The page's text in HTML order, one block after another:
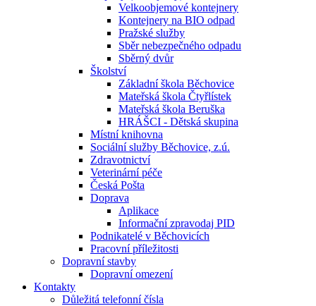
Velkoobjemové kontejnery
Kontejnery na BIO odpad
Pražské služby
Sběr nebezpečného odpadu
Sběrný dvůr
Školství
Základní škola Běchovice
Mateřská škola Čtyřlístek
Mateřská škola Beruška
HRÁŠCI - Dětská skupina
Místní knihovna
Sociální služby Běchovice, z.ú.
Zdravotnictví
Veterinární péče
Česká Pošta
Doprava
Aplikace
Informační zpravodaj PID
Podnikatelé v Běchovicích
Pracovní příležitosti
Dopravní stavby
Dopravní omezení
Kontakty
Důležitá telefonní čísla